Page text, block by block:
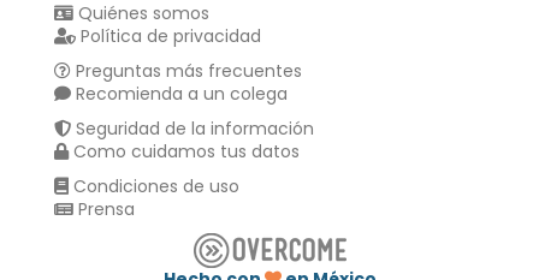
Quiénes somos
Política de privacidad
Preguntas más frecuentes
Recomienda a un colega
Seguridad de la información
Como cuidamos tus datos
Condiciones de uso
Prensa